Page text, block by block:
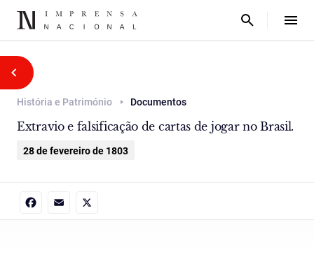
História e Património Documentos
Extravio e falsificação de cartas de jogar no Brasil.
28 de fevereiro de 1803